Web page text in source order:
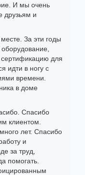
И мы очень
друзьям и
За эти годы
сертификацию для
идти в ногу с
времени.
в доме
Спасибо
клиентом.
лет. Спасибо
и
за труд,
помогать.